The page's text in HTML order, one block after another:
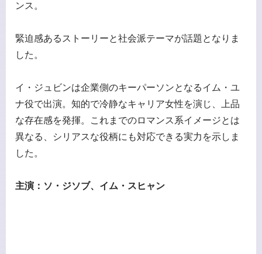
ンス。
緊迫感あるストーリーと社会派テーマが話題となりま
した。
イ・ジュビンは企業側のキーパーソンとなるイム・ユ
ナ役で出演。知的で冷静なキャリア女性を演じ、上品
な存在感を発揮。これまでのロマンス系イメージとは
異なる、シリアスな役柄にも対応できる実力を示しま
した。
主演：ソ・ジソブ、イム・スヒャン